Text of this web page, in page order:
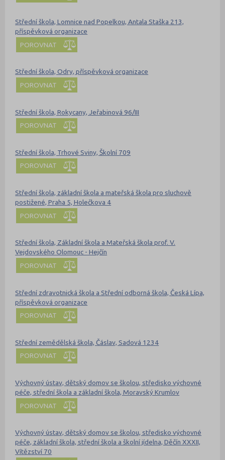
Střední škola, Lomnice nad Popelkou, Antala Staška 213,
příspěvková organizace
POROVNAT
Střední škola, Odry, příspěvková organizace
POROVNAT
Střední škola, Rokycany, Jeřabinová 96/III
POROVNAT
Střední škola, Trhové Sviny, Školní 709
POROVNAT
Střední škola, základní škola a mateřská škola pro sluchově
postižené, Praha 5, Holečkova 4
POROVNAT
Střední škola, Základní škola a Mateřská škola prof. V.
Vejdovského Olomouc - Hejčín
POROVNAT
Střední zdravotnická škola a Střední odborná škola, Česká Lípa,
příspěvková organizace
POROVNAT
Střední zemědělská škola, Čáslav, Sadová 1234
POROVNAT
Výchovný ústav, dětský domov se školou, středisko výchovné
péče, střední škola a základní škola, Moravský Krumlov
POROVNAT
Výchovný ústav, dětský domov se školou, středisko výchovné
péče, základní škola, střední škola a školní jídelna, Děčín XXXII,
Vítězství 70